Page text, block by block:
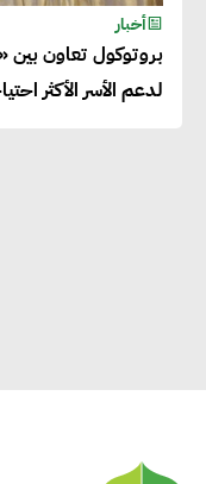
أخبار
بروتوكول تعاون
لدعم الأسر الأكثر